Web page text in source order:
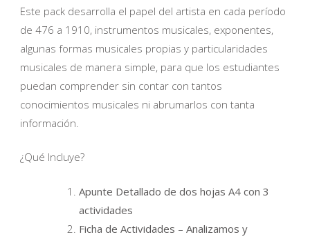
$13
Este pack desarrolla el papel del artista en cada período
de 476 a 1910, instrumentos musicales, exponentes,
algunas formas musicales propias y particularidades
musicales de manera simple, para que los estudiantes
puedan comprender sin contar con tantos
conocimientos musicales ni abrumarlos con tanta
información.
¿Qué Incluye?
Apunte Detallado de dos hojas A4 con 3
actividades
Ficha de Actividades – Analizamos y